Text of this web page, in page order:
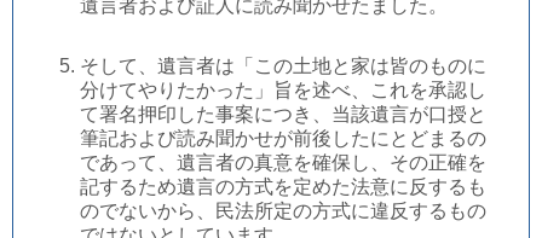
遺言者および証人に読み聞かせたました。
そして、遺言者は「この土地と家は皆のものに
分けてやりたかった」旨を述べ、これを承認し
て署名押印した事案につき、当該遺言が口授と
筆記および読み聞かせが前後したにとどまるの
であって、遺言者の真意を確保し、その正確を
記するため遺言の方式を定めた法意に反するも
のでないから、民法所定の方式に違反するもの